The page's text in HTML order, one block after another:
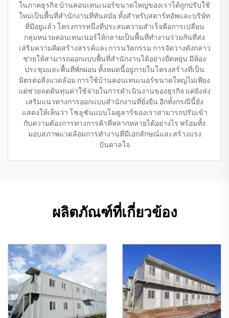
ในภาคธุรกิจ บ้านคอนเทนเนอร์ขนาดใหญ่ของเราได้ถูกปรับใช้
ใหม่เป็นพื้นที่สำนักงานที่ทันสมัย ทั้งสำหรับสตาร์ทอัพและบริษัท
ที่มีอยู่แล้ว โครงการหนึ่งที่ประสบความสำเร็จคือการเปลี่ยน
กลุ่มหน่วยคอนเทนเนอร์ให้กลายเป็นพื้นที่ทำงานร่วมกันที่ส่ง
เสริมความคิดสร้างสรรค์และการนวัตกรรม การจัดวางดังกล่าว
ช่วยให้สามารถออกแบบพื้นที่สำนักงานได้อย่างยืดหยุ่น มีห้อง
ประชุมและพื้นที่พักผ่อน ทั้งหมดนี้อยู่ภายในโครงสร้างที่เป็น
มิตรต่อสิ่งแวดล้อม การใช้บ้านคอนเทนเนอร์ขนาดใหญ่ไม่เพียง
แต่ช่วยลดต้นทุนค่าใช้จ่ายในการดำเนินงานของธุรกิจ แต่ยังส่ง
เสริมแนวทางการออกแบบสำนักงานที่ยั่งยืน อีกทั้งกรณีนี้ยัง
แสดงให้เห็นว่า โซลูชันแบบโมดูลาร์ของเราสามารถปรับเข้า
กับความต้องการทางการค้าที่หลากหลายได้อย่างไร พร้อมทั้ง
มอบสภาพแวดล้อมการทำงานที่มีเอกลักษณ์และสร้างแรง
บันดาลใจ
ผลิตภัณฑ์ที่เกี่ยวข้อง